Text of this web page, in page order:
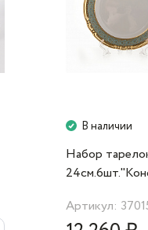
В наличии
Набор
Артикул: